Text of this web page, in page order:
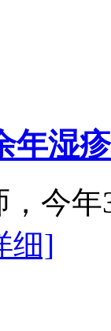
年湿
今
细]